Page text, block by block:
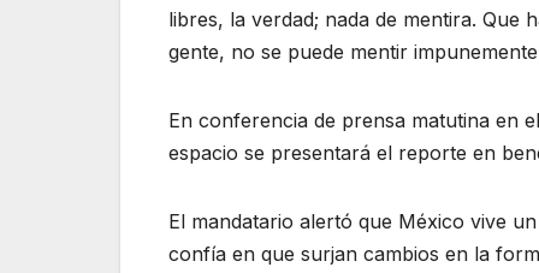
libres, la verdad; nada de mentira. Que
gente, no se puede mentir
En conferencia de prensa matutina en
espacio se presentará el reporte en
El mandatario alertó que México vive
confía en que surjan cambios en la